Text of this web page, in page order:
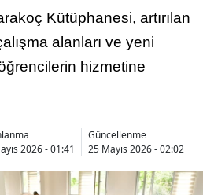
Kütüphanesi, artırılan
alanları ve yeni
hizmetine
2026 - 01:41
Güncellenme
25 Mayıs 2026 - 02:02